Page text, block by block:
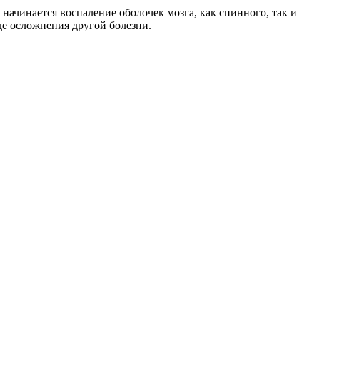
воспаление оболочек мозга, как спинного, так и
осложнения другой болезни.